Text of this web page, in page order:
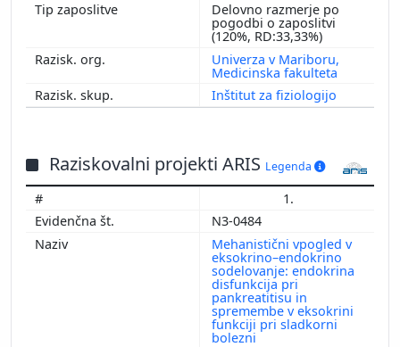
Delovno razmerje po
pogodbi o zaposlitvi
(120%, RD:33,33%)
Univerza v Mariboru,
Medicinska fakulteta
Inštitut za fiziologijo
Raziskovalni projekti ARIS Legenda
1.
N3-0484
Mehanistični vpogled v
eksokrino–endokrino
sodelovanje: endokrina
disfunkcija pri
pankreatitisu in
spremembe v eksokrini
funkciji pri sladkorni
bolezni